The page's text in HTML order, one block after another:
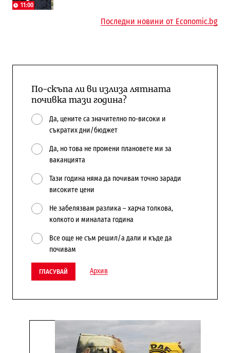
11:00
Последни новини от Economic.bg
По-скъпа ли ви излиза лятната
почивка тази година?
Да, цените са значително по-високи и
съкратих дни/бюджет
Да, но това не промени плановете ми за
ваканцията
Тази година няма да почивам точно заради
високите цени
Не забелязвам разлика – харча толкова,
колкото и миналата година
Все още не съм решил/а дали и къде да
почивам
ГЛАСУВАЙ Архив